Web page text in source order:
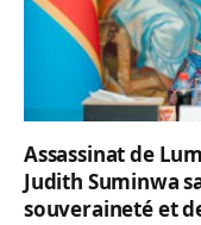
Assassinat de
Judith Suminwa
souveraineté et